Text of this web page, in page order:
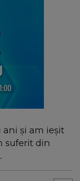
ani și am ieșit
suferit din